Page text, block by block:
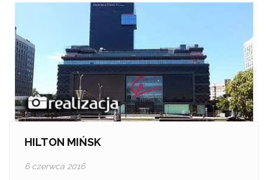
HILTON MIŃSK
6 czerwca 2016